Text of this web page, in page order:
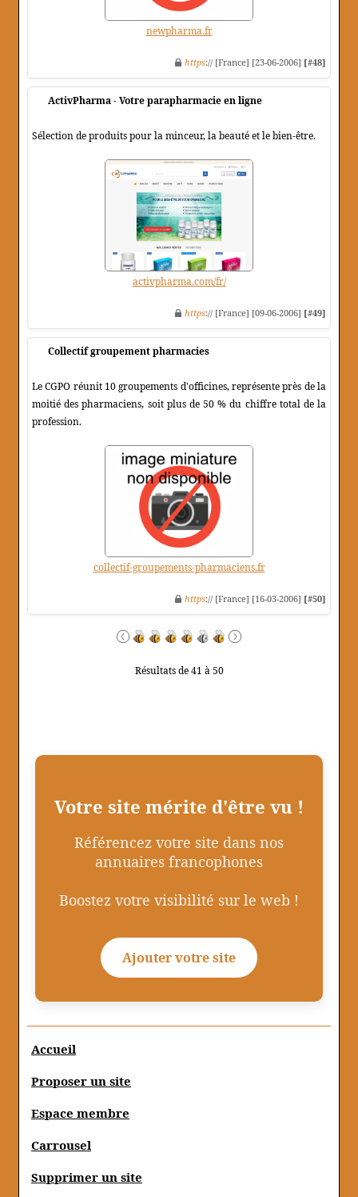
newpharma.fr
https:// [France] [23-06-2006] [#48]
ActivPharma - Votre parapharmacie en ligne
Sélection de produits pour la minceur, la beauté et le bien-être.
activpharma.com/fr/
https:// [France] [09-06-2006] [#49]
Collectif groupement pharmacies
Le CGPO réunit 10 groupements d'officines, représente près de la
moitié des pharmaciens, soit plus de 50 % du chiffre total de la
profession.
collectif-groupements-pharmaciens.fr
https:// [France] [16-03-2006] [#50]
Résultats de 41 à 50
Votre site mérite d'être vu !
Référencez votre site dans nos
annuaires francophones
Boostez votre visibilité sur le web !
Ajouter votre site
Accueil
Proposer un site
Espace membre
Carrousel
Supprimer un site